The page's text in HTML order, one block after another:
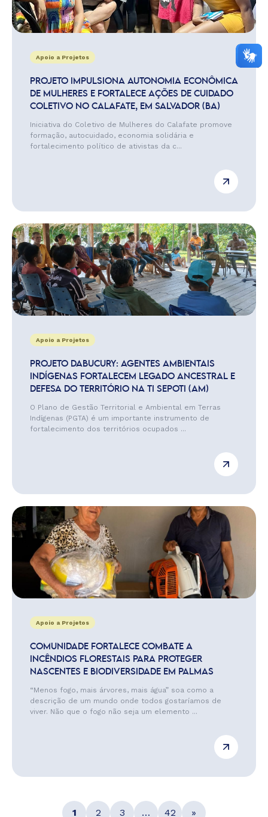
Apoio a Projetos
PROJETO IMPULSIONA AUTONOMIA ECONÔMICA
DE MULHERES E FORTALECE AÇÕES DE CUIDADO
COLETIVO NO CALAFATE, EM SALVADOR (BA)
Iniciativa do Coletivo de Mulheres do Calafate promove
formação, autocuidado, economia solidária e
fortalecimento político de ativistas da c...
Apoio a Projetos
PROJETO DABUCURY: AGENTES AMBIENTAIS
INDÍGENAS FORTALECEM LEGADO ANCESTRAL E
DEFESA DO TERRITÓRIO NA TI SEPOTI (AM)
O Plano de Gestão Territorial e Ambiental em Terras
Indígenas (PGTA) é um importante instrumento de
fortalecimento dos territórios ocupados ...
Apoio a Projetos
COMUNIDADE FORTALECE COMBATE A
INCÊNDIOS FLORESTAIS PARA PROTEGER
NASCENTES E BIODIVERSIDADE EM PALMAS
“Menos fogo, mais árvores, mais água” soa como a
descrição de um mundo onde todos gostaríamos de
viver. Não que o fogo não seja um elemento ...
1 2 3 … 42 »